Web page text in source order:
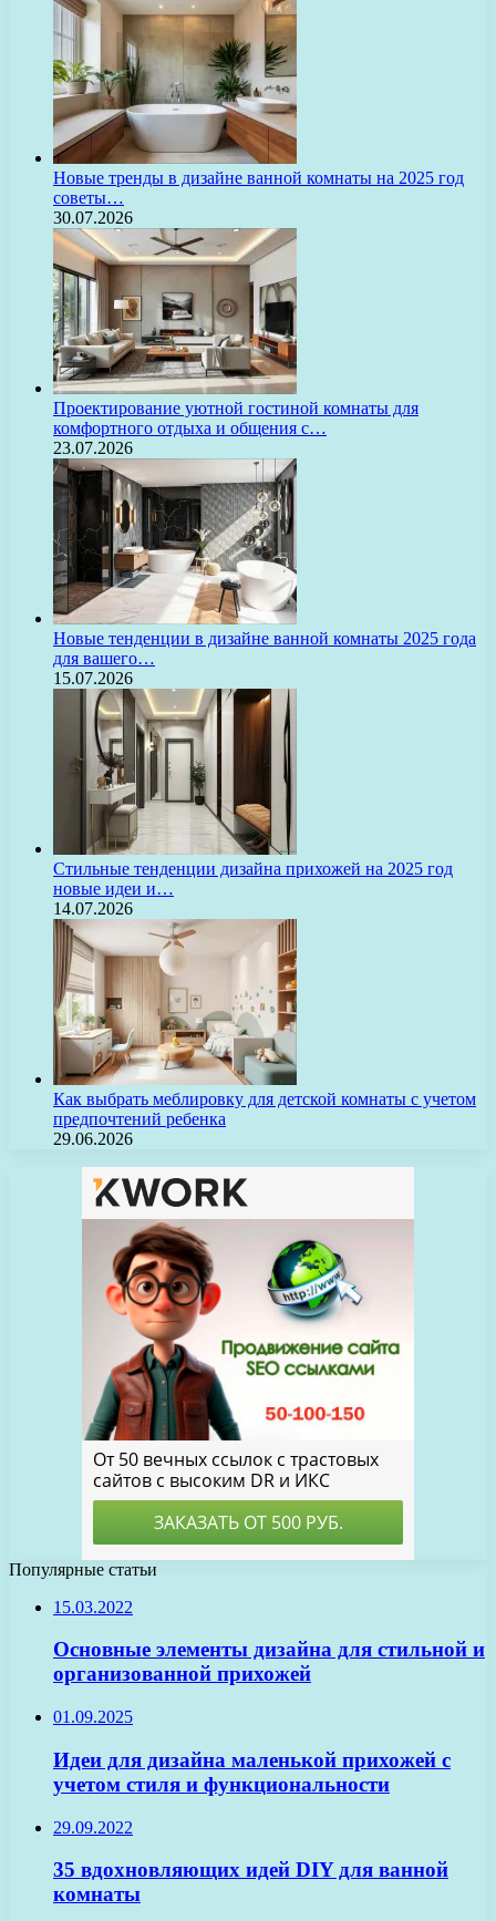
Новые тренды в дизайне ванной комнаты на 2025 год
советы…
30.07.2026
Проектирование уютной гостиной комнаты для
комфортного отдыха и общения с…
23.07.2026
Новые тенденции в дизайне ванной комнаты 2025 года
для вашего…
15.07.2026
Стильные тенденции дизайна прихожей на 2025 год
новые идеи и…
14.07.2026
Как выбрать меблировку для детской комнаты с учетом
предпочтений ребенка
29.06.2026
Популярные статьи
15.03.2022
Основные элементы дизайна для стильной и
организованной прихожей
01.09.2025
Идеи для дизайна маленькой прихожей с
учетом стиля и функциональности
29.09.2022
35 вдохновляющих идей DIY для ванной
комнаты